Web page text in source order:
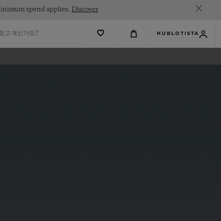
spend applies. Discover
고 계신가요? HUBLOTISTA